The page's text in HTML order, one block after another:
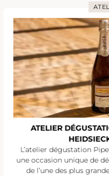
ATELIER
L’atelier dégustation
une occasion unique de
de l’une des plus